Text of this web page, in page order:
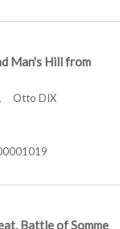
Man's Hill from
Otto DIX
Battle of Somme